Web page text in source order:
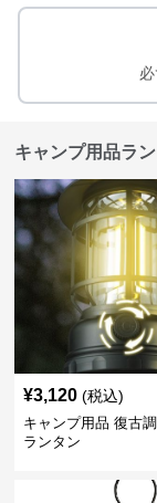
キャンプ用品ラ
¥3,120 (税込)
キャンプ用品 復古
ランタン